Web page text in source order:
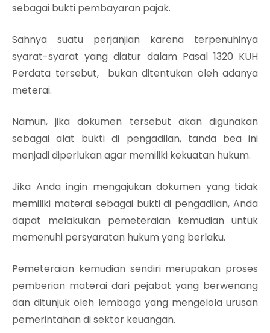
sebagai bukti pembayaran pajak.
Sahnya suatu perjanjian karena terpenuhinya
syarat-syarat yang diatur dalam Pasal 1320 KUH
Perdata tersebut, bukan ditentukan oleh adanya
meterai.
Namun, jika dokumen tersebut akan digunakan
sebagai alat bukti di pengadilan, tanda bea ini
menjadi diperlukan agar memiliki kekuatan hukum.
Jika Anda ingin mengajukan dokumen yang tidak
memiliki materai sebagai bukti di pengadilan, Anda
dapat melakukan pemeteraian kemudian untuk
memenuhi persyaratan hukum yang berlaku.
Pemeteraian kemudian sendiri merupakan proses
pemberian materai dari pejabat yang berwenang
dan ditunjuk oleh lembaga yang mengelola urusan
pemerintahan di sektor keuangan.